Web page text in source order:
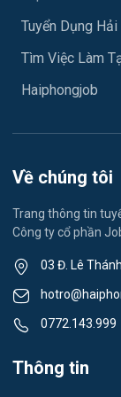
May mặc
Lái xe
Tiếng Nhật
Du lịch
Việc làm An
Việc làm Hải
Việc làm Nam
Việc làm Tân
Tuyển Dụng
Tìm Việc Làm
Haiphongjob
Về chúng tôi
Trang thông tin
Công ty cổ phần
03 Đ. Lê
0772.143.999
Thông tin